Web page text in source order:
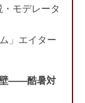
モデレータ
」エイター
壁——酷暑対